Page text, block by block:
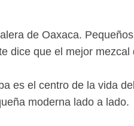
de Oaxaca.
dice que el mejor
es el centro de la vida
moderna lado a lado.